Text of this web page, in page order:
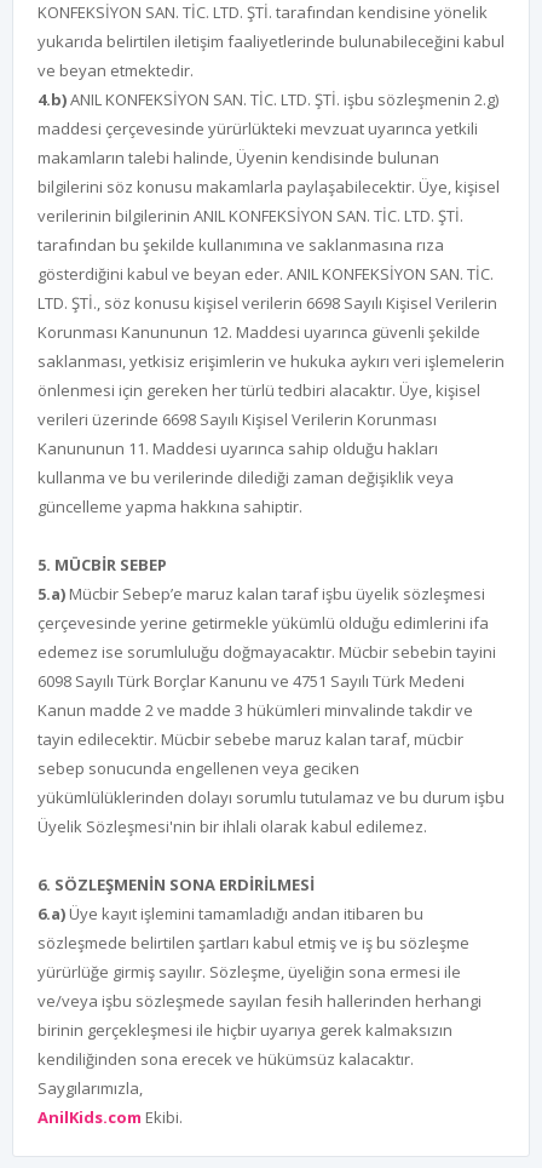
KONFEKSİYON SAN. TİC. LTD. ŞTİ. tarafından kendisine yönelik
yukarıda belirtilen iletişim faaliyetlerinde bulunabileceğini kabul
ve beyan etmektedir.
4.b)ANIL KONFEKSİYON SAN. TİC. LTD. ŞTİ. işbu sözleşmenin 2.g)
maddesi çerçevesinde yürürlükteki mevzuat uyarınca yetkili
makamların talebi halinde, Üyenin kendisinde bulunan
bilgilerini söz konusu makamlarla paylaşabilecektir. Üye, kişisel
verilerinin bilgilerinin ANIL KONFEKSİYON SAN. TİC. LTD. ŞTİ.
tarafından bu şekilde kullanımına ve saklanmasına rıza
gösterdiğini kabul ve beyan eder. ANIL KONFEKSİYON SAN. TİC.
LTD. ŞTİ., söz konusu kişisel verilerin 6698 Sayılı Kişisel Verilerin
Korunması Kanununun 12. Maddesi uyarınca güvenli şekilde
saklanması, yetkisiz erişimlerin ve hukuka aykırı veri işlemelerin
önlenmesi için gereken her türlü tedbiri alacaktır. Üye, kişisel
verileri üzerinde 6698 Sayılı Kişisel Verilerin Korunması
Kanununun 11. Maddesi uyarınca sahip olduğu hakları
kullanma ve bu verilerinde dilediği zaman değişiklik veya
güncelleme yapma hakkına sahiptir.
5. MÜCBİR SEBEP
5.a) Mücbir Sebep’e maruz kalan taraf işbu üyelik sözleşmesi
çerçevesinde yerine getirmekle yükümlü olduğu edimlerini ifa
edemez ise sorumluluğu doğmayacaktır. Mücbir sebebin tayini
6098 Sayılı Türk Borçlar Kanunu ve 4751 Sayılı Türk Medeni
Kanun madde 2 ve madde 3 hükümleri minvalinde takdir ve
tayin edilecektir. Mücbir sebebe maruz kalan taraf, mücbir
sebep sonucunda engellenen veya geciken
yükümlülüklerinden dolayı sorumlu tutulamaz ve bu durum işbu
Üyelik Sözleşmesi'nin bir ihlali olarak kabul edilemez.
6. SÖZLEŞMENİN SONA ERDİRİLMESİ
6.a) Üye kayıt işlemini tamamladığı andan itibaren bu
sözleşmede belirtilen şartları kabul etmiş ve iş bu sözleşme
yürürlüğe girmiş sayılır. Sözleşme, üyeliğin sona ermesi ile
ve/veya işbu sözleşmede sayılan fesih hallerinden herhangi
birinin gerçekleşmesi ile hiçbir uyarıya gerek kalmaksızın
kendiliğinden sona erecek ve hükümsüz kalacaktır.
Saygılarımızla,
AnilKids.com Ekibi.